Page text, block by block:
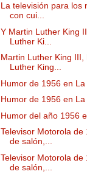
La televisión para los
con cui...
Y Martin Luther King
Luther Ki...
Martin Luther King III,
Luther King...
Humor de 1956 en
Humor de 1956 en
Humor del año 1956
Televisor Motorola
de salón,...
Televisor Motorola
de salón,...